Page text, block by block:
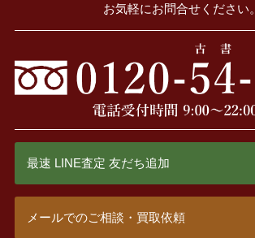
お気軽にお問合せください。
最速 LINE査定 友だち追加
メールでのご相談・買取依頼